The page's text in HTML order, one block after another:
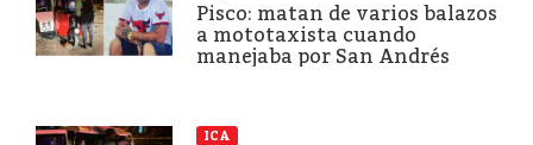
Pisco: matan de varios balazos
a mototaxista cuando
manejaba por San Andrés
ICA